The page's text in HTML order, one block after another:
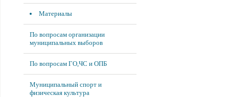
Материалы
По вопросам организации
муниципальных выборов
По вопросам ГО,ЧС и ОПБ
Муниципальный спорт и
физическая культура